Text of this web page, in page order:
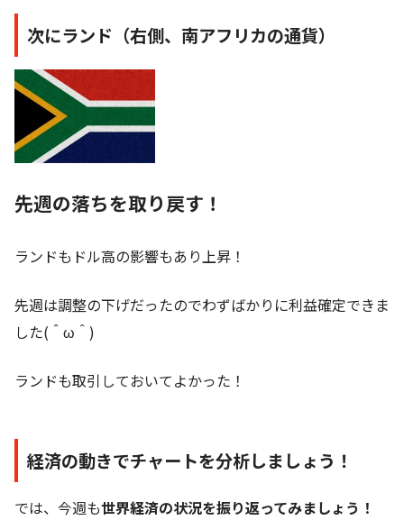
次にランド（右側、南アフリカの通貨）
先週の落ちを取り戻す！
ランドもドル高の影響もあり上昇！
先週は調整の下げだったのでわずばかりに利益確定できま
した(＾ω＾)
ランドも取引しておいてよかった！
経済の動きでチャートを分析しましょう！
では、今週も世界経済の状況を振り返ってみましょう！